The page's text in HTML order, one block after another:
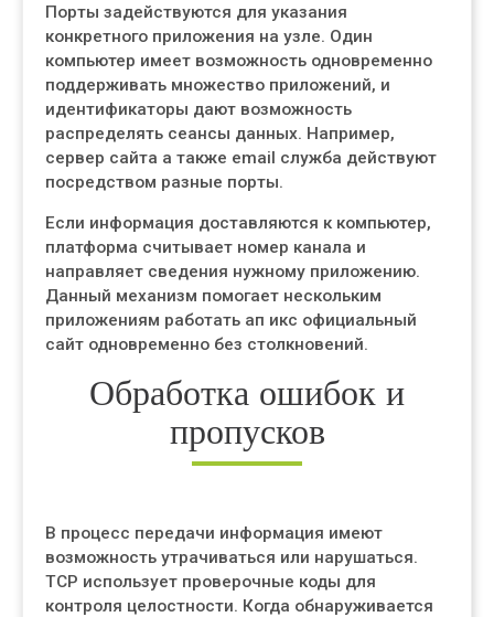
Порты задействуются для указания
конкретного приложения на узле. Один
компьютер имеет возможность одновременно
поддерживать множество приложений, и
идентификаторы дают возможность
распределять сеансы данных. Например,
сервер сайта а также email служба действуют
посредством разные порты.
Если информация доставляются к компьютер,
платформа считывает номер канала и
направляет сведения нужному приложению.
Данный механизм помогает нескольким
приложениям работать ап икс официальный
сайт одновременно без столкновений.
Обработка ошибок и
пропусков
В процесс передачи информация имеют
возможность утрачиваться или нарушаться.
TCP использует проверочные коды для
контроля целостности. Когда обнаруживается